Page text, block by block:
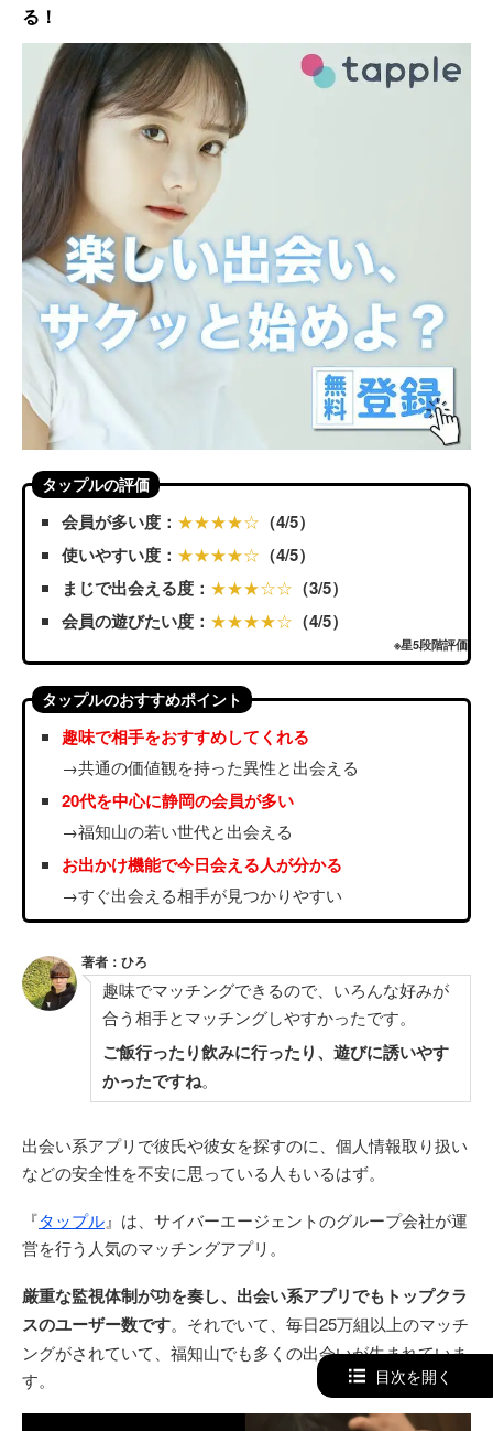
る！
タップルの評価
会員が多い度： ★★★★☆ （4/5）
使いやすい度： ★★★★☆ （4/5）
まじで出会える度： ★★★☆☆ （3/5）
会員の遊びたい度： ★★★★☆ （4/5）
※星5段階評価
タップルのおすすめポイント
趣味で相手をおすすめしてくれる
→共通の価値観を持った異性と出会える
20代を中心に静岡の会員が多い
→福知山の若い世代と出会える
お出かけ機能で今日会える人が分かる
→すぐ出会える相手が見つかりやすい
著者：ひろ
趣味でマッチングできるので、いろんな好みが
合う相手とマッチングしやすかったです。
ご飯行ったり飲みに行ったり、遊びに誘いやす
かったですね。
出会い系アプリで彼氏や彼女を探すのに、個人情報取り扱い
などの安全性を不安に思っている人もいるはず。
『タップル』は、サイバーエージェントのグループ会社が運
営を行う人気のマッチングアプリ。
厳重な監視体制が功を奏し、出会い系アプリでもトップクラ
スのユーザー数です。それでいて、毎日25万組以上のマッチ
ングがされていて、福知山でも多くの出会いが生まれていま
す。
目次を開く